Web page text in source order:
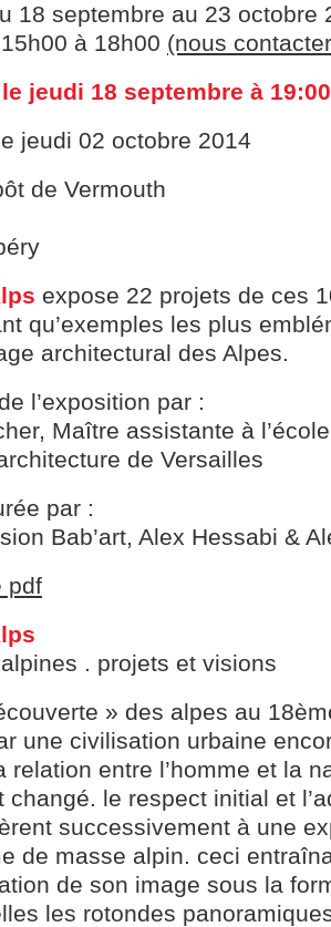
18 septembre au 23 octobre
à 18h00 (nous
jeudi 18 septembre à 19:00
jeudi 02 octobre 2014
de Vermouth
expose 22 projets de ces
qu’exemples les plus
architectural des Alpes.
l’exposition par :
Maître assistante à
de Versailles
par :
Bab’art, Alex Hessabi &
pdf
. projets et visions
» des alpes au
une civilisation urbaine
relation entre l’homme et la
changé. le respect initial et
successivement à une
de masse alpin. ceci
de son image sous la
les rotondes